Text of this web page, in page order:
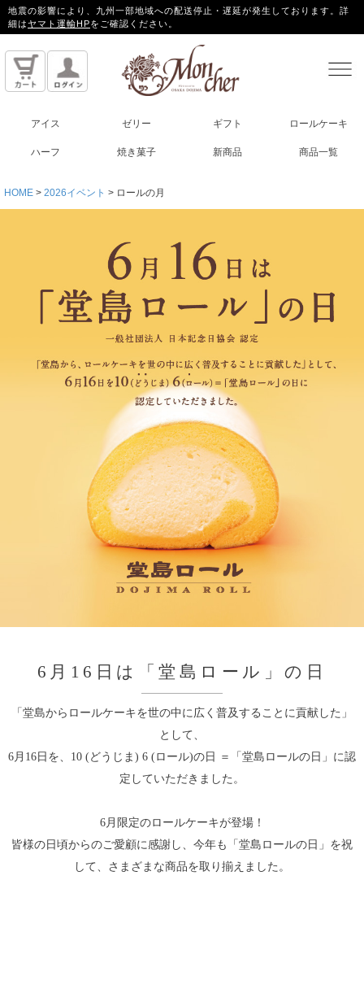
地震の影響により、九州一部地域への配送停止・遅延が発生しております。詳
細はヤマト運輸HPをご確認ください。
アイス ゼリー ギフト ロールケーキ
ハーフ 焼き菓子 新商品 商品一覧
HOME 2026イベント ロールの月
6月16日は「堂島ロール」の日
「堂島からロールケーキを世の中に広く普及することに貢献した」
として、
6月16日を、10 (どうじま) 6 (ロール)の日 ＝「堂島ロールの日」に認
定していただきました。
6月限定のロールケーキが登場！
皆様の日頃からのご愛顧に感謝し、今年も「堂島ロールの日」を祝
して、さまざまな商品を取り揃えました。